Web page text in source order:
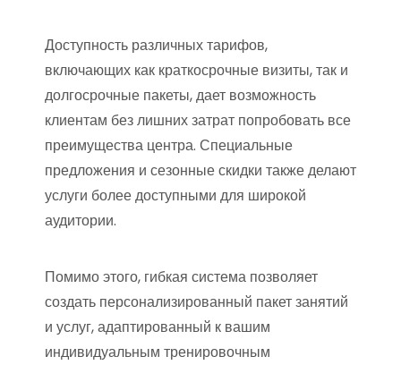
Доступность различных тарифов,
включающих как краткосрочные визиты, так и
долгосрочные пакеты, дает возможность
клиентам без лишних затрат попробовать все
преимущества центра. Специальные
предложения и сезонные скидки также делают
услуги более доступными для широкой
аудитории.
Помимо этого, гибкая система позволяет
создать персонализированный пакет занятий
и услуг, адаптированный к вашим
индивидуальным тренировочным